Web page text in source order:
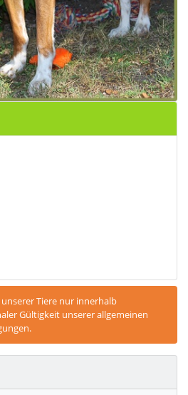
Tiere nur innerhalb
Gültigkeit unserer allgemeinen